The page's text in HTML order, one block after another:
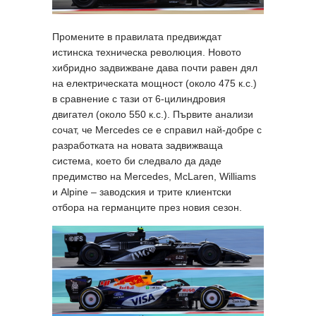
Промените в правилата предвиждат
истинска техническа революция. Новото
хибридно задвижване дава почти равен дял
на електрическата мощност (около 475 к.с.)
в сравнение с тази от 6-цилиндровия
двигател (около 550 к.с.). Първите анализи
сочат, че Mercedes се е справил най-добре с
разработката на новата задвижваща
система, което би следвало да даде
предимство на Mercedes, McLaren, Williams
и Alpine – заводския и трите клиентски
отбора на германците през новия сезон.